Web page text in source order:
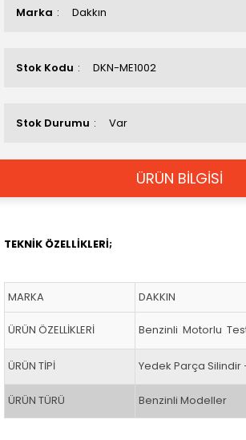
Marka Dakkın
Stok Kodu DKN-ME1002
Stok Durumu Var
ÜRÜN BİLGİSİ
TEKNİK ÖZELLİKLERİ;
MARKA DAKKIN
ÜRÜN ÖZELLİKLERİ Benzinli Motorlu
ÜRÜN TİPİ Yedek Parça Silindir
ÜRÜN TÜRÜ Benzinli Modeller